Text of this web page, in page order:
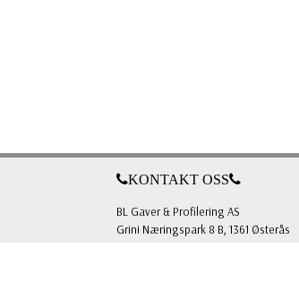
KONTAKT OSS
BL Gaver & Profilering AS
Grini Næringspark 8 B, 1361 Østerås